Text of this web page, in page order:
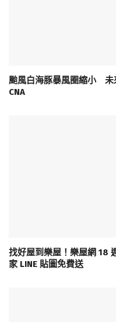
颱風白海豚暴風圈縮小 未
CNA
找好屋到樂屋！樂屋網 18
家 LINE 貼圖免費送